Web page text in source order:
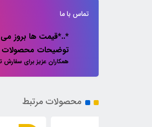
تماس با ما
*..*قیمت ها بروز می
توضیحات محصولات توجه
همکاران عزیز برای
محصولات مرتبط